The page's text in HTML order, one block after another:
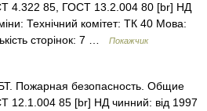
4.322 85, ГОСТ 13.2.004 80 [br] НД
Технічний комітет: ТК 40 Мова:
сторінок: 7 …
Покажчик
Пожарная безопасность. Общие
12.1.004 85 [br] НД чинний: від 1997